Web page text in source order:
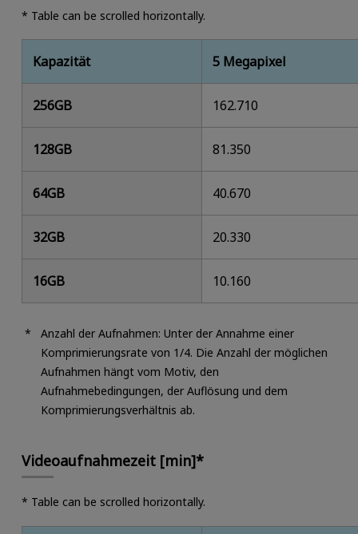
* Table can be scrolled horizontally.
Kapazität 5 Megapixel
256GB 162.710
128GB 81.350
64GB 40.670
32GB 20.330
16GB 10.160
Anzahl der Aufnahmen: Unter der Annahme einer
Komprimierungsrate von 1/4. Die Anzahl der möglichen
Aufnahmen hängt vom Motiv, den
Aufnahmebedingungen, der Auflösung und dem
Komprimierungsverhältnis ab.
Videoaufnahmezeit [min]*
* Table can be scrolled horizontally.